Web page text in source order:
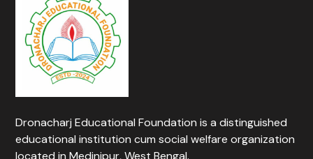
Dronacharj Educational Foundation is a distinguished
educational institution cum social welfare organization
located in Medinipur, West Bengal.